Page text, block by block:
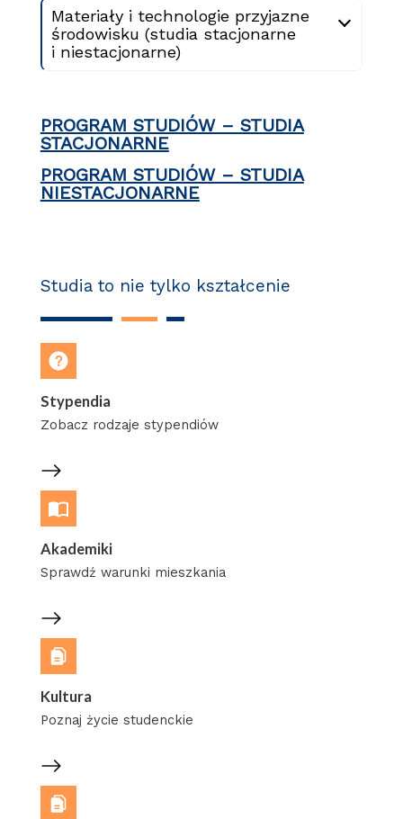
Materiały i technologie przyjazne
środowisku (studia stacjonarne
i niestacjonarne)
PROGRAM STUDIÓW – STUDIA
STACJONARNE
PROGRAM STUDIÓW – STUDIA
NIESTACJONARNE
Studia to nie tylko kształcenie
Stypendia
Zobacz rodzaje stypendiów
Akademiki
Sprawdź warunki mieszkania
Kultura
Poznaj życie studenckie